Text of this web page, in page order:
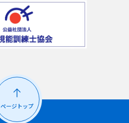
ページトップ